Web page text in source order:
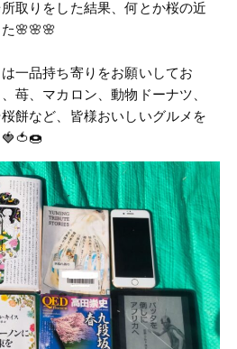
取りをした結果、何とか桜の近
🌸🌸🌸
一品持ち寄りをお願いしてお
苺、マカロン、動物ドーナツ、
餅など、皆様おいしいグルメを